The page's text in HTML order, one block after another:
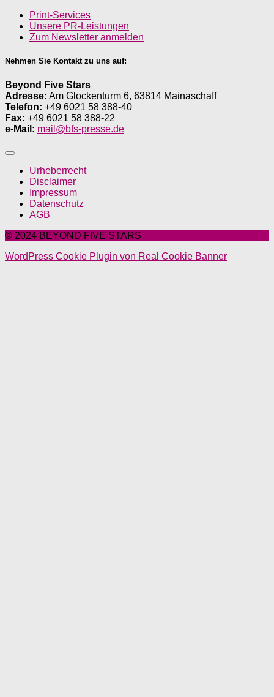
Print-Services
Unsere PR-Leistungen
Zum Newsletter anmelden
Nehmen Sie Kontakt zu uns auf:
Beyond Five Stars
Adresse: Am Glockenturm 6, 63814 Mainaschaff
Telefon: +49 6021 58 388-40
Fax: +49 6021 58 388-22
e-Mail: mail@bfs-presse.de
Urheberrecht
Disclaimer
Impressum
Datenschutz
AGB
© 2024 BEYOND FIVE STARS
WordPress Cookie Plugin von Real Cookie Banner